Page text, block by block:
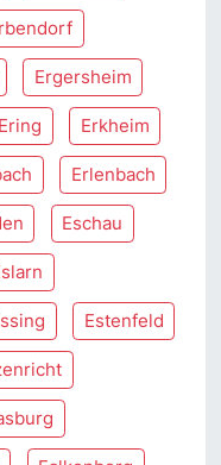
Ergersheim
Ering Erkheim
Erlenbach
Eschau
Estenfeld